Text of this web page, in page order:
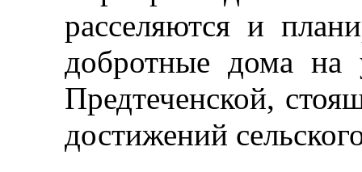
расселяются и
добротные дома на
Предтеченской,
достижений